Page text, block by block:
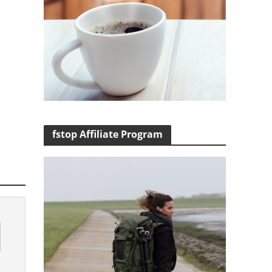
fstop Affiliate Program